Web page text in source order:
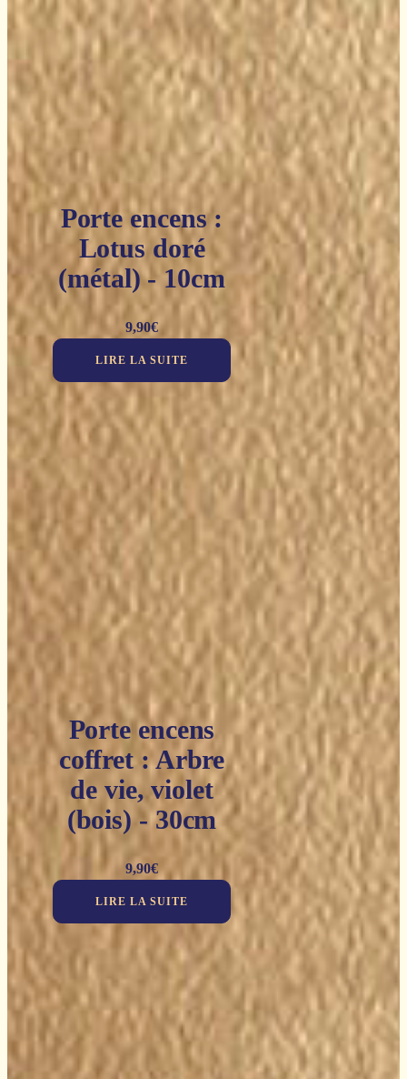
Porte encens :
Lotus doré
(métal) - 10cm
9,90€
LIRE LA SUITE
Porte encens
coffret : Arbre
de vie, violet
(bois) - 30cm
9,90€
LIRE LA SUITE